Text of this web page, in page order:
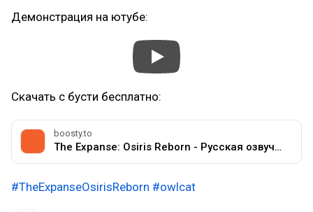
Демонстрация на ютубе:
Скачать с бусти бесплатно:
boosty.to
The Expanse: Osiris Reborn - Русская озвучка для Beta версии - SynthVoiceRu
#TheExpanseOsirisReborn #owlcat